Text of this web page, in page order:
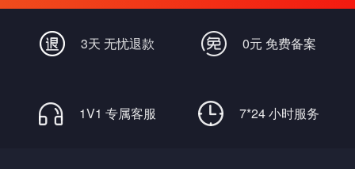
3天 无忧退款 0元 免费备案
1V1 专属客服 7*24 小时服务